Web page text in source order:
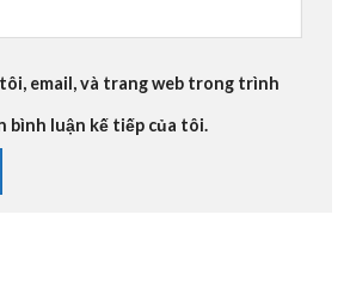
email, và trang web trong trình
bình luận kế tiếp của tôi.